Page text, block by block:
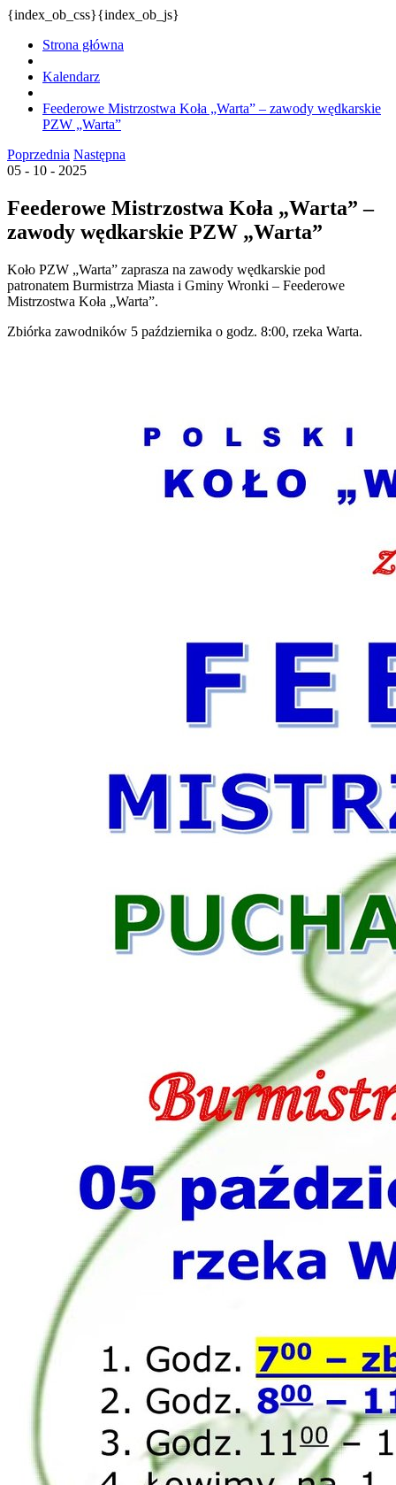
{index_ob_css}{index_ob_js}
Strona główna
Kalendarz
Feederowe Mistrzostwa Koła „Warta” – zawody wędkarskie
PZW „Warta”
Poprzednia Następna
05 - 10 - 2025
Feederowe Mistrzostwa Koła „Warta” –
zawody wędkarskie PZW „Warta”
Koło PZW „Warta” zaprasza na zawody wędkarskie pod
patronatem Burmistrza Miasta i Gminy Wronki – Feederowe
Mistrzostwa Koła „Warta”.
Zbiórka zawodników 5 października o godz. 8:00, rzeka Warta.